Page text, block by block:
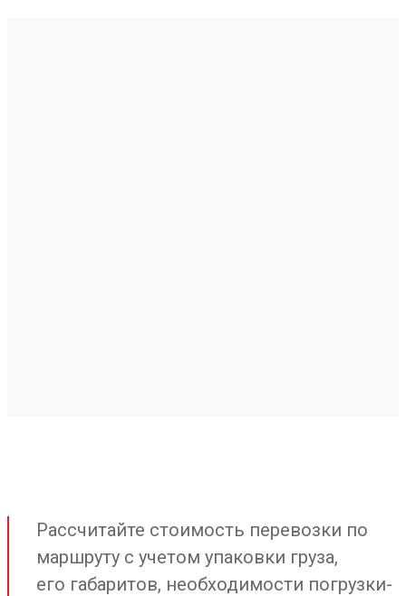
Рассчитайте стоимость перевозки по
маршруту с учетом упаковки груза,
его габаритов, необходимости погрузки-